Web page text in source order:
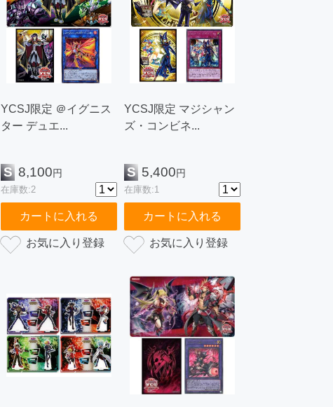
YCSJ限定 ＠イグニス
ター デュエ...
S 8,100円
在庫数:2
カートに入れる
YCSJ限定 マジシャン
ズ・コンビネ...
S 5,400円
在庫数:1
カートに入れる